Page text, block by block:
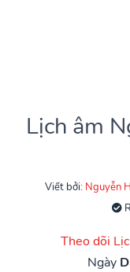
Lịch âm
Viết bởi: Nguyễn
Theo dõi
Ngày